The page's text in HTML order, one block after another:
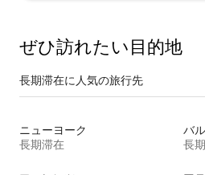
ぜひ訪⁠れ⁠た⁠い目⁠的⁠地
長期滞在に人気の旅行先
ニューヨーク
長期滞在
バ
長